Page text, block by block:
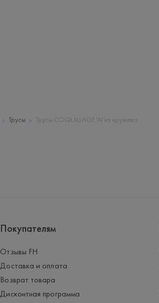
Трусы Трусы COQUILLAGE W из кружева
Покупателям
Отзывы FH
Доставка и оплата
Возврат товара
Дисконтная программа